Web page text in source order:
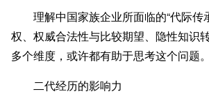
理解中国家族企业所面临的“代际传
权、权威合法性与比较期望、隐性知识
多个维度，或许都有助于思考这个问题。
二代经历的影响力